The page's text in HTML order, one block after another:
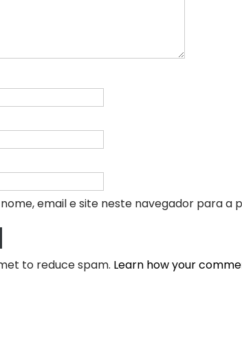
email e site neste navegador para a
to reduce spam. Learn how your